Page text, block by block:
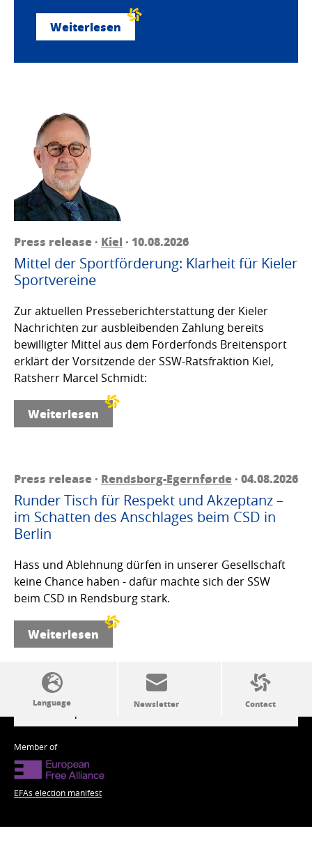
Weiterlesen
Press release · Kiel · 10.08.2026
Mittel der Sportförderung: Klarheit für Kieler
Sportvereine
Zur aktuellen Presseberichterstattung der Kieler
Nachrichten zur ausbleibenden Zahlung bereits
bewilligter Mittel aus dem Förderfonds Breitensport
erklärt der Vorsitzende der SSW-Ratsfraktion Kiel,
Ratsherr Marcel Schmidt:
Weiterlesen
Press release · Rendsborg-Egernførde· 04.08.2026
Runder Tisch für Respekt und Akzeptanz –
im Schatten des Anschlages beim CSD in
Berlin
Hass und Ablehnung dürfen in unserer Gesellschaft
keine Chance haben - dafür machte sich der SSW
beim CSD in Rendsburg stark.
Weiterlesen
SSW politics from A to Z
Member of
EFAs election manifest